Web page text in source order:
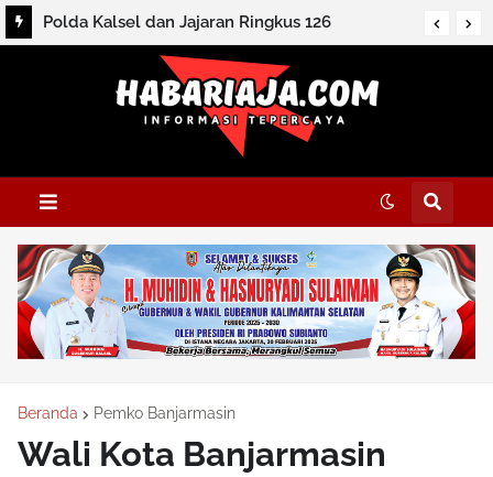
Polda Kalsel dan Jajaran Ringkus 126
Tersangka dan Sita Ratusan Barbuk
Beranda Pemko Banjarmasin
Wali Kota Banjarmasin